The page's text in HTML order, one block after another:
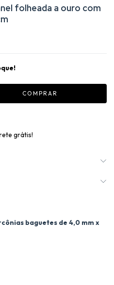
folheada a ouro com
grátis!
baguetes de 4,0 mm x